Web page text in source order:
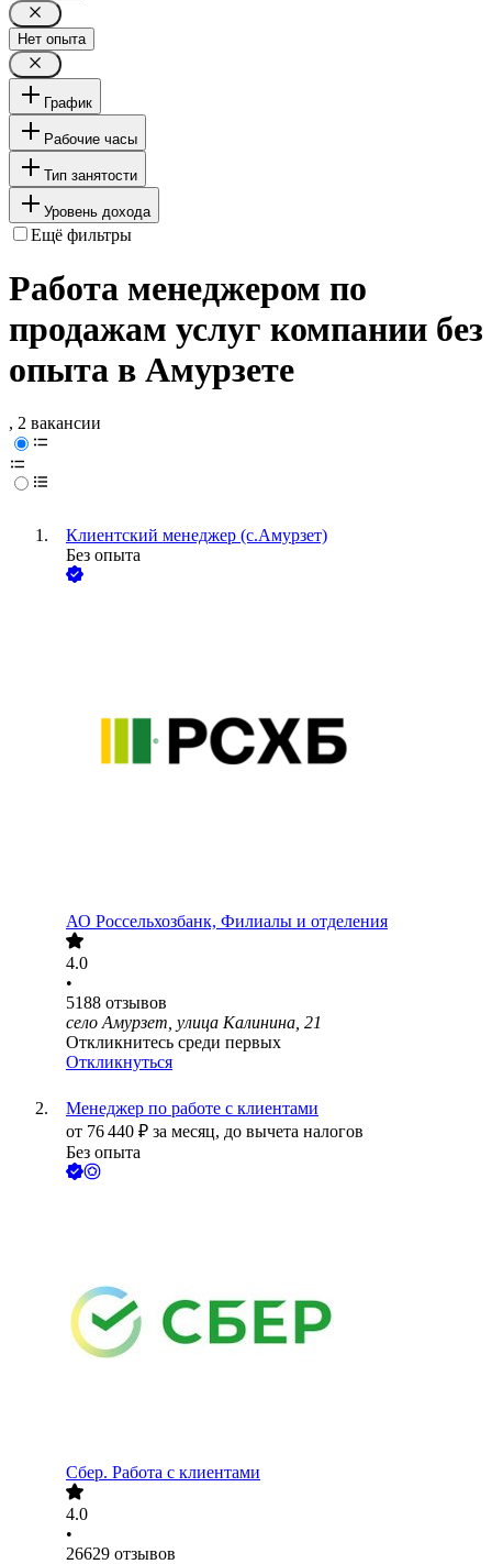
Нет опыта
График
Рабочие часы
Тип занятости
Уровень дохода
Ещё фильтры
Работа менеджером по
продажам услуг компании без
опыта в Амурзете
, 2 вакансии
Клиентский менеджер (с.Амурзет)
Без опыта
АО Россельхозбанк, Филиалы и отделения
4.0
•
5188 отзывов
село Амурзет, улица Калинина, 21
Откликнитесь среди первых
Откликнуться
Менеджер по работе с клиентами
от 76 440 ₽ за месяц, до вычета налогов
Без опыта
Сбер. Работа с клиентами
4.0
•
26629 отзывов